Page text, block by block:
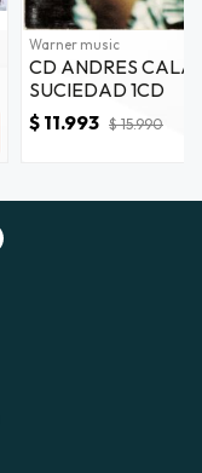
Warner music
CD ANDRES
SUCIEDAD 1CD
$ 11.993 $ 15.990